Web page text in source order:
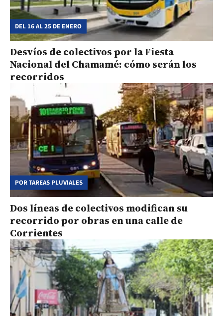
DEL 16 AL 25 DE ENERO
Desvíos de colectivos por la Fiesta
Nacional del Chamamé: cómo serán los
recorridos
POR TAREAS PLUVIALES
Dos líneas de colectivos modifican su
recorrido por obras en una calle de
Corrientes